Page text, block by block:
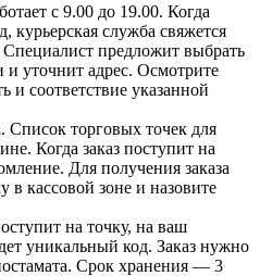
с 9.00 до 19.00. Когда
курьерская служба свяжется
Специалист предложит выбрать
и уточнит адрес. Осмотрите
и соответствие указанной
Список торговых точек для
Когда заказ поступит на
Для получения заказа
в кассовой зоне и назовите
на точку, на ваш
уникальный код. Заказ нужно
Срок хранения — 3